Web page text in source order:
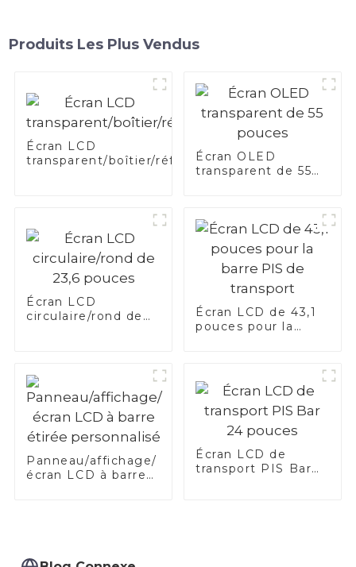
Produits Les Plus Vendus
Écran LCD
transparent/boîtier/réfrigérateur
Écran OLED
transparent de 55
Écran LCD
circulaire/rond de
Écran LCD de 43,1
pouces pour la
Panneau/affichage/
écran LCD à barre
Écran LCD de
transport PIS Bar